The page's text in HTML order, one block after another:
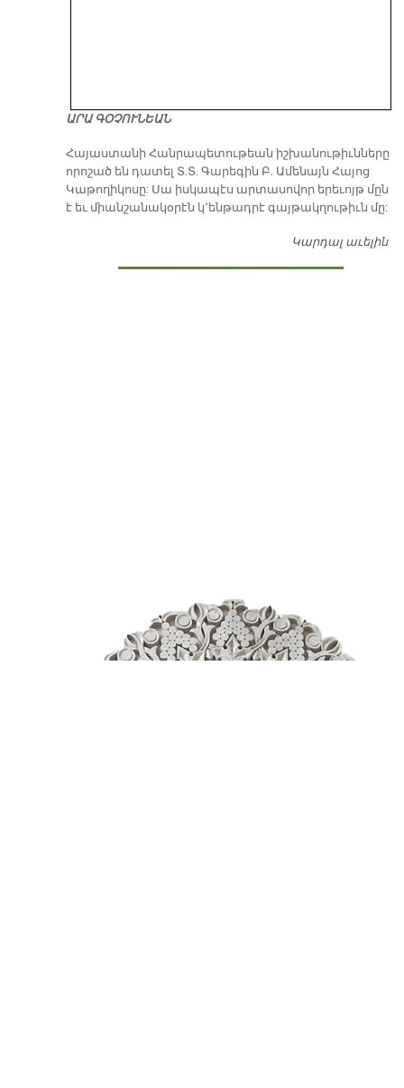
ԱՐԱ ԳՕՉՈՒՆԵԱՆ
​Հայաստանի Հանրապետութեան իշխանութիւնները
որոշած են դատել Տ.Տ. Գարեգին Բ. Ամենայն Հայոց
Կաթողիկոսը: Սա իսկապէս արտասովոր երեւոյթ մըն
է եւ միանշանակօրէն կ՚ենթադրէ գայթակղութիւն մը:
Կարդալ աւելին